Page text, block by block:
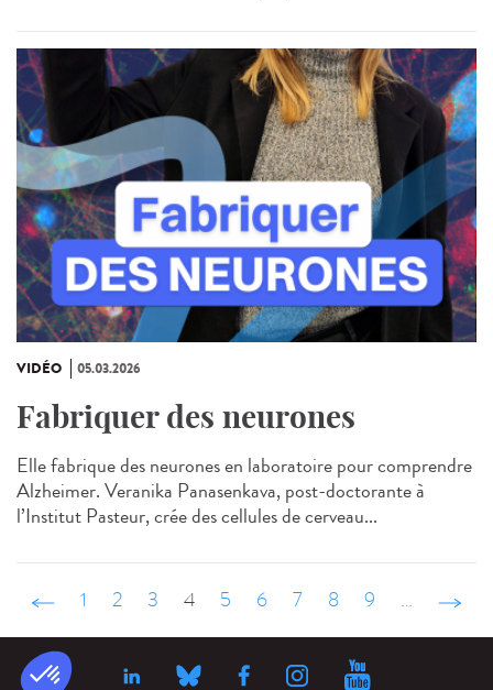
VIDÉO 05.03.2026
Fabriquer des neurones
Elle fabrique des neurones en laboratoire pour comprendre
Alzheimer. Veranika Panasenkava, post-doctorante à
l’Institut Pasteur, crée des cellules de cerveau...
‹ précédent
1 2 3 4 5 6 7 8 9 …